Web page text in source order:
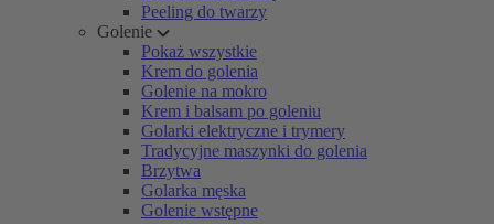
Peeling do twarzy
Golenie
Pokaż wszystkie
Krem do golenia
Golenie na mokro
Krem i balsam po goleniu
Golarki elektryczne i trymery
Tradycyjne maszynki do golenia
Brzytwa
Golarka męska
Golenie wstępne